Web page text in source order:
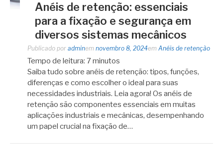
Anéis de retenção: essenciais
para a fixação e segurança em
diversos sistemas mecânicos
Publicado por adminem novembro 8, 2024em Anéis de retenção
Tempo de leitura: 7minutos
Saiba tudo sobre anéis de retenção: tipos, funções,
diferenças e como escolher o ideal para suas
necessidades industriais. Leia agora! Os anéis de
retenção são componentes essenciais em muitas
aplicações industriais e mecânicas, desempenhando
um papel crucial na fixação de…